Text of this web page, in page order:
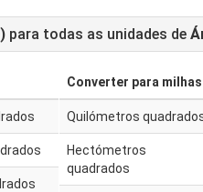
para todas as unidades de
Converter para
Quilómetros
Hectómetros
quadrados